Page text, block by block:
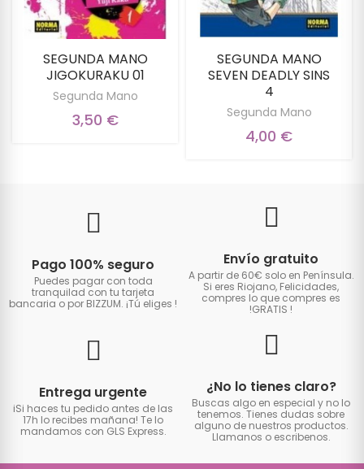
SEGUNDA MANO
JIGOKURAKU 01
Segunda Mano
3,50 €
SEGUNDA MANO
SEVEN DEADLY SINS
4
Segunda Mano
4,00 €
Pago 100% seguro
Puedes pagar con toda
tranquilad con tu tarjeta
bancaria o por BIZZUM. ¡Tú eliges !
Envío gratuito
A partir de 60€ solo en Península.
Si eres Riojano, Felicidades,
compres lo que compres es
!GRATIS !
Entrega urgente
iSi haces tu pedido antes de las
17h lo recibes mañana! Te lo
mandamos con GLS Express.
¿No lo tienes claro?
Buscas algo en especial y no lo
tenemos. Tienes dudas sobre
alguno de nuestros productos.
Llamanos o escribenos.